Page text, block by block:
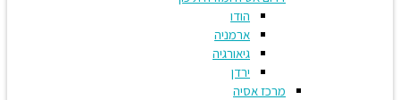
הודו
ארמניה
גיאורגיה
ירדן
מרכז אסיה